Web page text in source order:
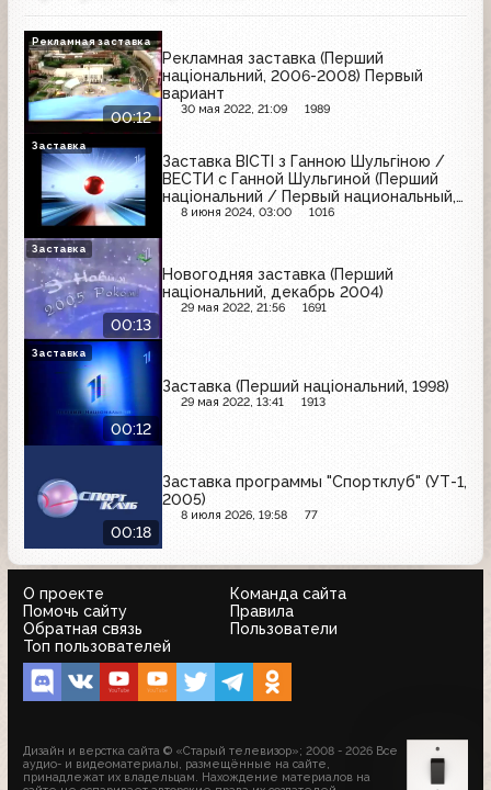
00:12
Рекламная заставка (Перший
нацiональний, 2006-2008) Первый
вариант
30 мая 2022, 21:09 1989
Рекламная заставка
Заставка ВІСТІ з Ганною Шульгіною /
ВЕСТИ с Ганной Шульгиной (Перший
національний / Первый национальный,
2004-2005)
8 июня 2024, 03:00 1016
Заставка
00:13
Новогодняя заставка (Перший
нацiональний, декабрь 2004)
29 мая 2022, 21:56 1691
Заставка
00:12
Заставка (Перший нацiональний, 1998)
29 мая 2022, 13:41 1913
Заставка
00:18
Заставка программы "Спортклуб" (УТ-1,
2005)
8 июля 2026, 19:58 77
О проекте
Команда сайта
Помочь сайту
Правила
Обратная связь
Пользователи
Топ пользователей
Дизайн и верстка сайта © «Старый телевизор»; 2008 - 2026 Все
аудио- и видеоматериалы, размещённые на сайте,
принадлежат их владельцам. Нахождение материалов на